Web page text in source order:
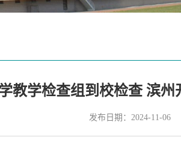
教学检查组到校检查 滨州
发布日期：2024-11-06